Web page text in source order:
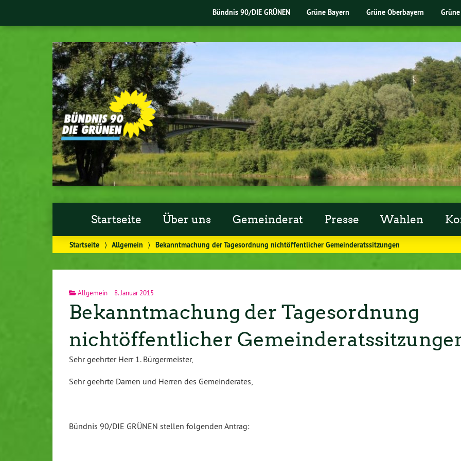
Bündnis 90/DIE GRÜNEN Grüne Bayern Grüne Oberbayern
Startseite Über uns Gemeinderat Presse Wahlen
Startseite ⟩ Allgemein ⟩ Bekanntmachung der Tagesordnung nichtöffentlicher Gemeinderatssitzungen
Allgemein 8. Januar 2015
Bekanntmachung der Tagesordnung
nichtöffentlicher
Sehr geehrter Herr 1. Bürgermeister,
Sehr geehrte Damen und Herren des Gemeinderates,
Bündnis 90/DIE GRÜNEN stellen folgenden Antrag: